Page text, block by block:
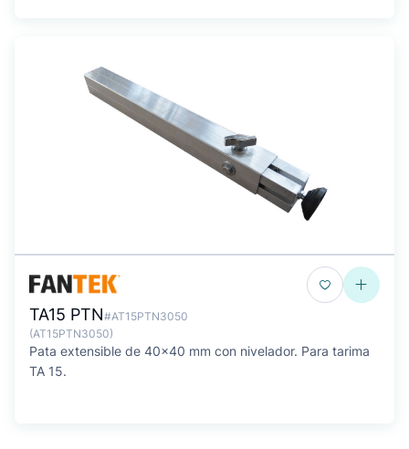
TA15 PTN#AT15PTN3050
(AT15PTN3050)
Pata extensible de 40x40 mm con nivelador. Para tarima
TA 15.